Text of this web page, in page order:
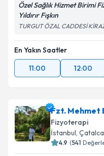
Özel Sağlık Hizmet Birimi
Yıldırır Fışkın
TURGUT ÖZAL CADDESİ
En Yakın Saatler
11:00
12:00
Fzt. Mehmet
Fizyoterapi
İstanbul, Çatalca
4.9 (541